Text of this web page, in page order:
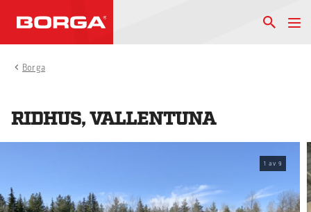
Borga
RIDHUS, VALLENTUNA
1 av 9